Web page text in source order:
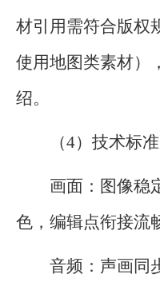
材引用需符合版权
使用地图类素材）
绍。
（4）技术标准
画面：图像稳定
色，编辑点衔接流
音频：声画同步